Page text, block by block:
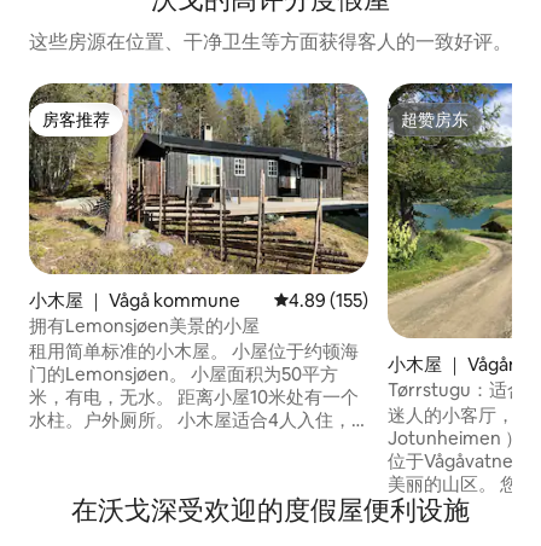
这些房源在位置、干净卫生等方面获得客人的一致好评。
房客推荐
房客推荐
小木屋 ｜ Vågå kommune 平均评分 4.89 分（满分 5 分），
4.89 (155)
拥有Lemonsjøen美景的小屋
租用简单标准的小木屋。 小屋位于约顿海
门的Lemonsjøen。 小屋面积为50平方
米，有电，无水。 距离小屋10米处有一个
水柱。户外厕所。 小木屋适合4人入住，
槽。 -配有户外淋浴室。 不错的徒步机
超赞房东
超赞房东
小木屋 ｜ Vågåmo
Tørrstugu：适合
迷人的小客厅，可
Jotunheimen ）
位于Vågåvatnet
美丽的山区。 您
目的地，如
Glittertind、
在沃戈深受欢迎的度假屋便利设施